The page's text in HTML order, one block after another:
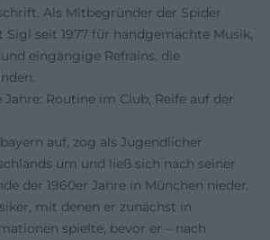
Als Mitbegründer der Spider
seit 1977 für handgemachte Musik,
eingängige Refrains, die
Routine im Club, Reife auf der
auf, zog als Jugendlicher
um und ließ sich nach seiner
der 1960er Jahre in München nieder.
mit denen er zunächst in
spielte, bevor er – nach